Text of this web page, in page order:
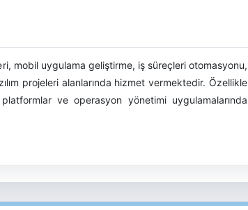
mobil uygulama geliştirme, iş süreçleri otomasyonu,
projeleri alanlarında hizmet vermektedir. Özellikle
ve operasyon yönetimi uygulamalarında